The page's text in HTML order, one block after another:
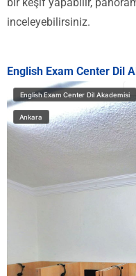
inceleyebilirsiniz.
English Exam Center Dil